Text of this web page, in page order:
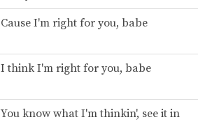
Cause I'm right for you, babe
I think I'm right for you, babe
You know what I'm thinkin', see it in